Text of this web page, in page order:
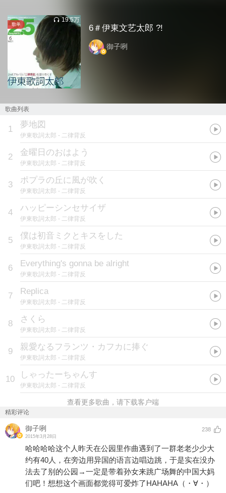
歌单
19.5万
6＃伊東文艺太郎 ?!
御子咧
歌曲列表
1 夢地図
伊東歌詞太郎 - 二律背反
2 金曜日のおはよう
伊東歌詞太郎 - 二律背反
3 ポプラの丘に風が吹く
伊東歌詞太郎 - 二律背反
4 ハッピーシンセサイザ
伊東歌詞太郎 - 二律背反
5 僕は初音ミクとキスをした
伊東歌詞太郎 - 二律背反
6 Everything's gonna be alright
伊東歌詞太郎 - 二律背反
7 Replica
伊東歌詞太郎 - 二律背反
8 さくら
伊東歌詞太郎 - 二律背反
9 親愛なるフランツ・カフカに捧ぐ
伊東歌詞太郎 - 二律背反
10 しゃったーちゃんす
伊東歌詞太郎 - 二律背反
查看更多歌曲，请下载客户端
精彩评论
御子咧
2015年3月28日
238
哈哈哈哈这个人昨天在公园里作曲遇到了一群老老少少大
约有40人，在旁边用异国的语言边唱边跳，于是实在没办
法去了别的公园→一定是带着孙女来跳广场舞的中国大妈
们吧！想想这个画面都觉得可爱炸了HAHAHA（・∀・）